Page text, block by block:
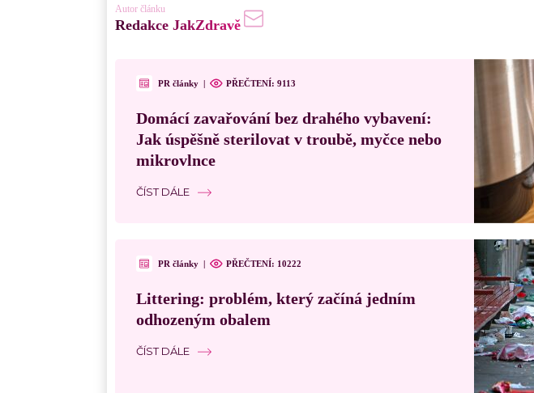
Autor článku
Redakce JakZdravě
PR články | PŘEČTENÍ: 9113
Domácí zavařování bez drahého vybavení:
Jak úspěšně sterilovat v troubě, myčce nebo
mikrovlnce
ČÍST DÁLE
PR články | PŘEČTENÍ: 10222
Littering: problém, který začíná jedním
odhozeným obalem
ČÍST DÁLE